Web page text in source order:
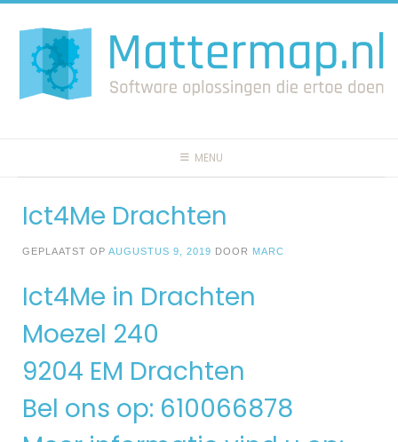
naar
inhoud
MENU
Ict4Me Drachten
GEPLAATST OP AUGUSTUS 9, 2019 DOOR MARC
Ict4Me in Drachten
Moezel 240
9204 EM Drachten
Bel ons op: 610066878